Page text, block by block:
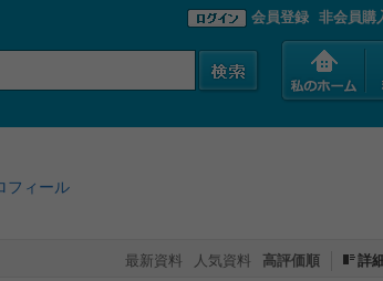
会員登録 非会員購
フィール
最新資料 人気資料 高評価順 詳細